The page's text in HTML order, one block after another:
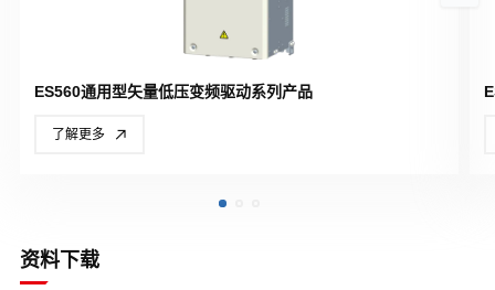
ES560通用型矢量低压变频驱动系列产品
了解更多
资料下载